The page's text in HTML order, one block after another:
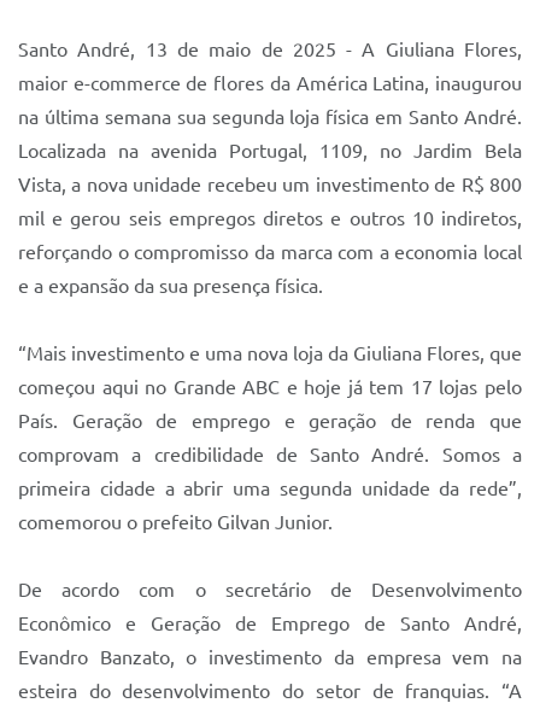
Parque Escola
Portal da Educação
Quadra Fiscal
SIC
Autarquias
Santo André, 13 de maio de 2025 - A Giuliana Flores,
maior e-commerce de flores da América Latina, inaugurou
na última semana sua segunda loja física em Santo André.
Localizada na avenida Portugal, 1109, no Jardim Bela
Vista, a nova unidade recebeu um investimento de R$ 800
mil e gerou seis empregos diretos e outros 10 indiretos,
reforçando o compromisso da marca com a economia local
e a expansão da sua presença física.
“Mais investimento e uma nova loja da Giuliana Flores, que
começou aqui no Grande ABC e hoje já tem 17 lojas pelo
País. Geração de emprego e geração de renda que
comprovam a credibilidade de Santo André. Somos a
primeira cidade a abrir uma segunda unidade da rede”,
comemorou o prefeito Gilvan Junior.
De acordo com o secretário de Desenvolvimento
Econômico e Geração de Emprego de Santo André,
Evandro Banzato, o investimento da empresa vem na
esteira do desenvolvimento do setor de franquias. “A